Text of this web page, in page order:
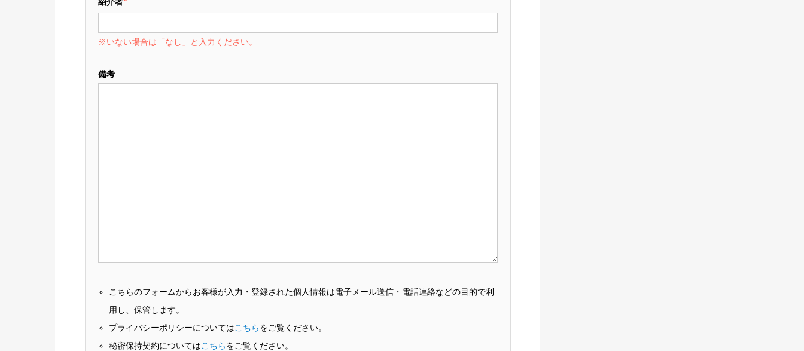
※いない場合は「なし」と入力ください。
備考
こちらのフォームからお客様が入力・登録された個人情報は電子メール送信・電話連絡などの目的で利
用し、保管します。
プライバシーポリシーについてはこちらをご覧ください。
秘密保持契約についてはこちらをご覧ください。